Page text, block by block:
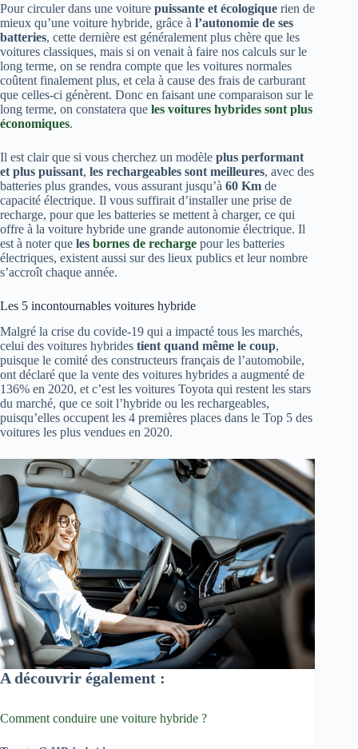
Pour circuler dans une voiture puissante et écologique rien de
mieux qu’une voiture hybride, grâce à l’autonomie de ses
batteries, cette dernière est généralement plus chère que les
voitures classiques, mais si on venait à faire nos calculs sur le
long terme, on se rendra compte que les voitures normales
coûtent finalement plus, et cela à cause des frais de carburant
que celles-ci génèrent. Donc en faisant une comparaison sur le
long terme, on constatera que les voitures hybrides sont plus
économiques.
Il est clair que si vous cherchez un modèle plus performant
et plus puissant, les rechargeables sont meilleures, avec des
batteries plus grandes, vous assurant jusqu’à 60 Km de
capacité électrique. Il vous suffirait d’installer une prise de
recharge, pour que les batteries se mettent à charger, ce qui
offre à la voiture hybride une grande autonomie électrique. Il
est à noter que les bornes de recharge pour les batteries
électriques, existent aussi sur des lieux publics et leur nombre
s’accroît chaque année.
Les 5 incontournables voitures hybride
Malgré la crise du covide-19 qui a impacté tous les marchés,
celui des voitures hybrides tient quand même le coup,
puisque le comité des constructeurs français de l’automobile,
ont déclaré que la vente des voitures hybrides a augmenté de
136% en 2020, et c’est les voitures Toyota qui restent les stars
du marché, que ce soit l’hybride ou les rechargeables,
puisqu’elles occupent les 4 premières places dans le Top 5 des
voitures les plus vendues en 2020.
A découvrir également :
Comment conduire une voiture hybride ?